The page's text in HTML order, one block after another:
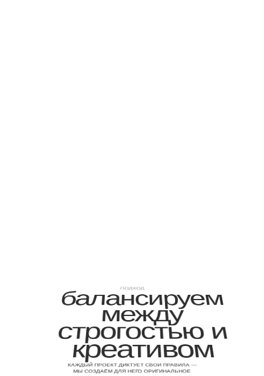
ПОДХОД
балансируем
между
строгостью и
креативом
КАЖДЫЙ ПРОЕКТ ДИКТУЕТ СВОИ ПРАВИЛА —
МЫ СОЗДАЁМ ДЛЯ НЕГО ОРИГИНАЛЬНОЕ